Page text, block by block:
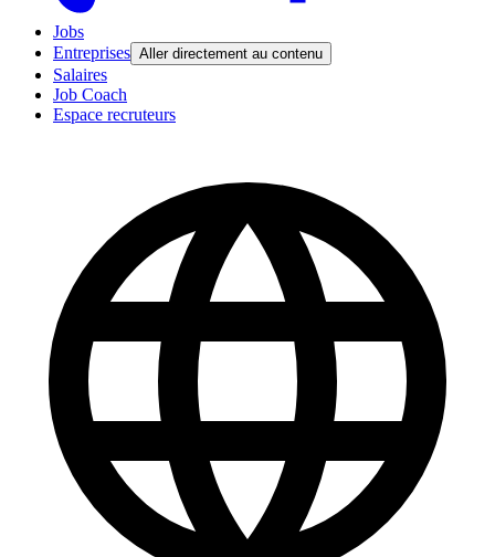
Jobs
Entreprises Aller directement au contenu
Salaires
Job Coach
Espace recruteurs